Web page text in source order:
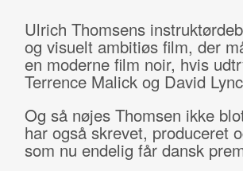
Ulrich Thomsens
og visuelt ambitiøs film, der
en moderne film noir, hvis
Terrence Malick og David
Og så nøjes Thomsen ikke
har også skrevet, produceret
som nu endelig får dansk